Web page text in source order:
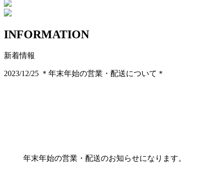
INFORMATION
新着情報
2023/12/25 ＊年末年始の営業・配送について＊
年末年始の営業・配送のお知らせになります。